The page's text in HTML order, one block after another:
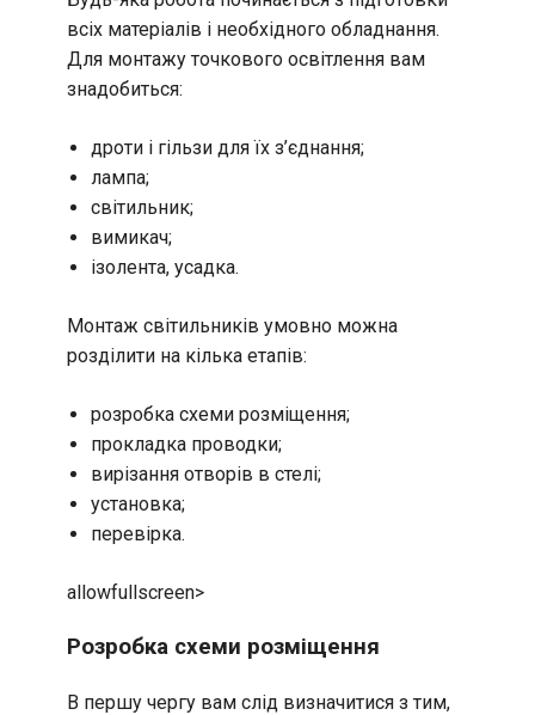
всіх матеріалів і необхідного обладнання.
Для монтажу точкового освітлення вам
знадобиться:
дроти і гільзи для їх з’єднання;
лампа;
світильник;
вимикач;
ізолента, усадка.
Монтаж світильників умовно можна
розділити на кілька етапів:
розробка схеми розміщення;
прокладка проводки;
вирізання отворів в стелі;
установка;
перевірка.
allowfullscreen>
Розробка схеми розміщення
В першу чергу вам слід визначитися з тим,